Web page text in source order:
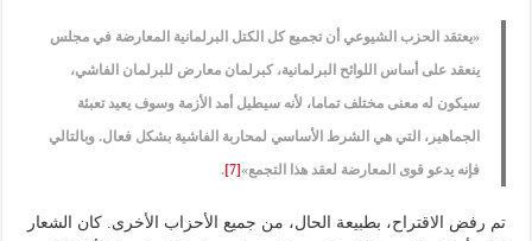
«يعتقد الحزب الشيوعي أن تجميع كل الكتل البرلمانية المعارضة في مجلس
ينعقد على أساس اللوائح البرلمانية، كبرلمان معارض للبرلمان الفاشي،
سيكون له معنى مختلف تماما، لأنه سيطيل أمد الأزمة وسوف يعيد تعبئة
الجماهير، التي هي الشرط الأساسي لمحاربة الفاشية بشكل فعال. وبالتالي
فإنه يدعو قوى المعارضة لعقد هذا التجمع»[7]
.
تم رفض الاقتراح، بطبيعة الحال، من جميع الأحزاب الأخرى. كان الشعار